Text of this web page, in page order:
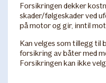
Forsikringen dekker
skader/følgeskader ved
på motor og gir, inntil
Kan velges som tillegg til
forsikring av båter med
Forsikringen kan ikke